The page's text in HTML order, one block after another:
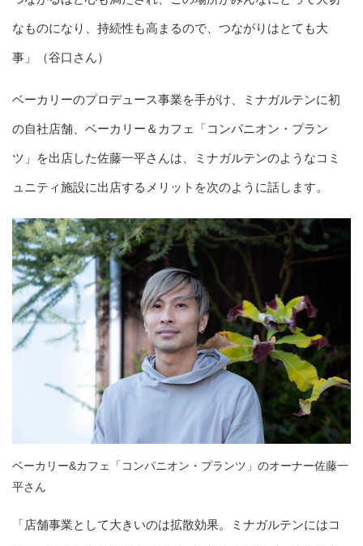
なものになり、持続性も高まるので、つながりはとても大
事」（谷口さん）
ベーカリーのプロデュース事業を手がけ、ミナガルテンに初
の自社店舗、ベーカリー＆カフェ「コンパニオン・プラン
ツ」を出店した佐藤一平さんは、ミナガルテンのようなコミ
ュニティ施設に出店するメリットを次のように話します。
ベーカリー&カフェ「コンパニオン・プランツ」のオーナー佐藤一
平さん
「店舗事業として大きいのは拡散効果。ミナガルテンにはコ